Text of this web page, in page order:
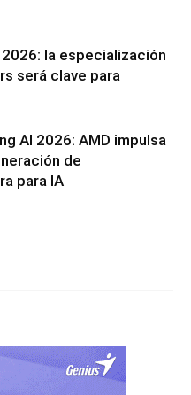
la especialización
será clave para
AI 2026: AMD impulsa
de
para IA